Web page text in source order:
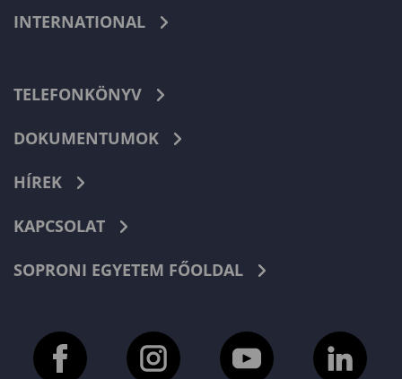
INTERNATIONAL
TELEFONKÖNYV
DOKUMENTUMOK
HÍREK
KAPCSOLAT
SOPRONI EGYETEM FŐOLDAL